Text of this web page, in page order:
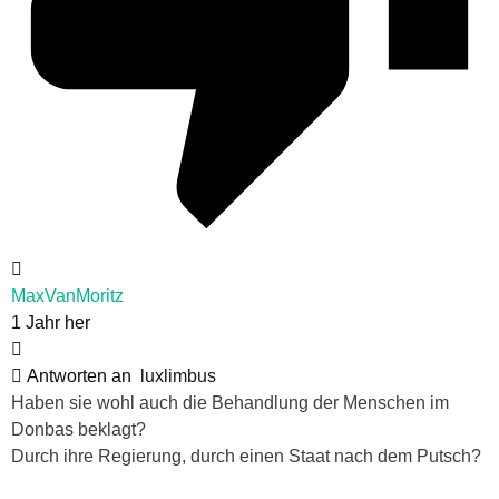
MaxVanMoritz
1 Jahr her
Antworten an
luxlimbus
Haben sie wohl auch die Behandlung der Menschen im
Donbas beklagt?
Durch ihre Regierung, durch einen Staat nach dem Putsch?